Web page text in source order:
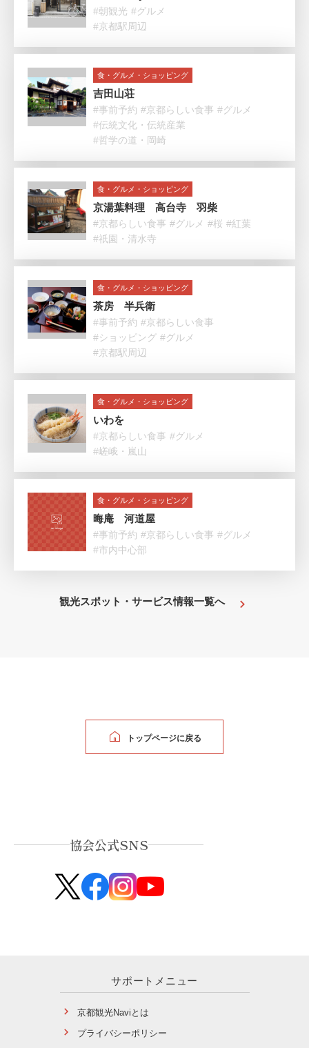
#朝観光 #グルメ
#京都駅周辺
食・グルメ・ショッピング
吉田山荘
#事前予約 #京都らしい食事 #グルメ
#伝統文化・伝統産業
#哲学の道・岡崎
食・グルメ・ショッピング
京湯葉料理 高台寺 羽柴
#京都らしい食事 #グルメ #桜 #紅葉
#祇園・清水寺
食・グルメ・ショッピング
茶房 半兵衛
#事前予約 #京都らしい食事
#ショッピング #グルメ
#京都駅周辺
食・グルメ・ショッピング
いわを
#京都らしい食事 #グルメ
#嵯峨・嵐山
食・グルメ・ショッピング
晦庵 河道屋
#事前予約 #京都らしい食事 #グルメ
#市内中心部
観光スポット・サービス情報一覧へ
トップページに戻る
協会公式SNS
サポートメニュー
京都観光Naviとは
プライバシーポリシー